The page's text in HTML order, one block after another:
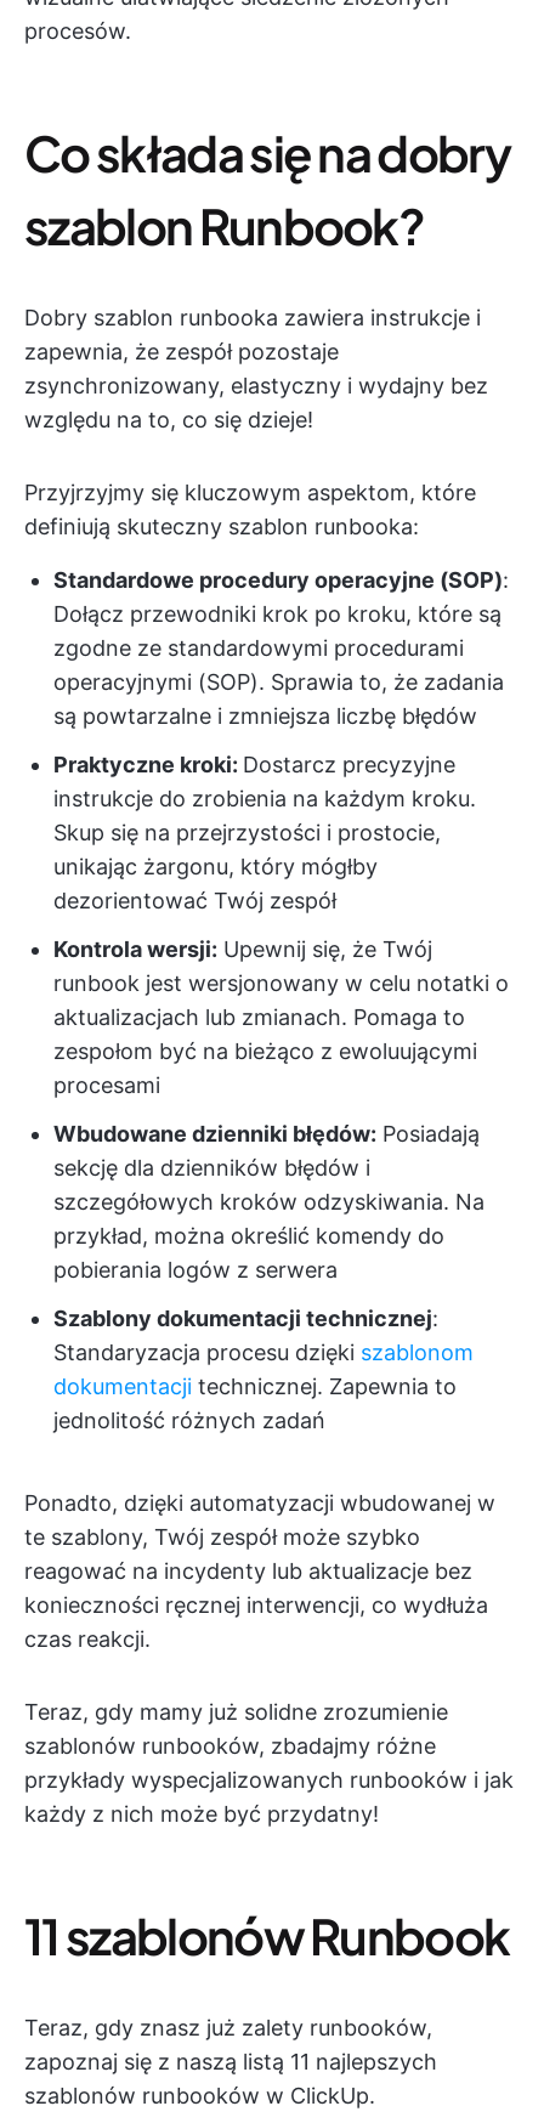
procesów.
Co składa się na dobry
szablon Runbook?
Dobry szablon runbooka zawiera instrukcje i
zapewnia, że zespół pozostaje
zsynchronizowany, elastyczny i wydajny bez
względu na to, co się dzieje!
Przyjrzyjmy się kluczowym aspektom, które
definiują skuteczny szablon runbooka:
Standardowe procedury operacyjne (SOP):
Dołącz przewodniki krok po kroku, które są
zgodne ze standardowymi procedurami
operacyjnymi (SOP). Sprawia to, że zadania
są powtarzalne i zmniejsza liczbę błędów
Praktyczne kroki: Dostarcz precyzyjne
instrukcje do zrobienia na każdym kroku.
Skup się na przejrzystości i prostocie,
unikając żargonu, który mógłby
dezorientować Twój zespół
Kontrola wersji: Upewnij się, że Twój
runbook jest wersjonowany w celu notatki o
aktualizacjach lub zmianach. Pomaga to
zespołom być na bieżąco z ewoluującymi
procesami
Wbudowane dzienniki błędów: Posiadają
sekcję dla dzienników błędów i
szczegółowych kroków odzyskiwania. Na
przykład, można określić komendy do
pobierania logów z serwera
Szablony dokumentacji technicznej:
Standaryzacja procesu dzięki szablonom
dokumentacji technicznej. Zapewnia to
jednolitość różnych zadań
Ponadto, dzięki automatyzacji wbudowanej w
te szablony, Twój zespół może szybko
reagować na incydenty lub aktualizacje bez
konieczności ręcznej interwencji, co wydłuża
czas reakcji.
Teraz, gdy mamy już solidne zrozumienie
szablonów runbooków, zbadajmy różne
przykłady wyspecjalizowanych runbooków i jak
każdy z nich może być przydatny!
11 szablonów Runbook
Teraz, gdy znasz już zalety runbooków,
zapoznaj się z naszą listą 11 najlepszych
szablonów runbooków w ClickUp.